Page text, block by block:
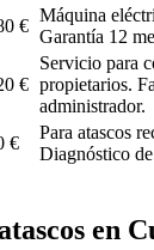
€
Máquina
Garantía 12
€
Servicio para
propietarios.
administrador.
€
Para atascos
Diagnóstico
en